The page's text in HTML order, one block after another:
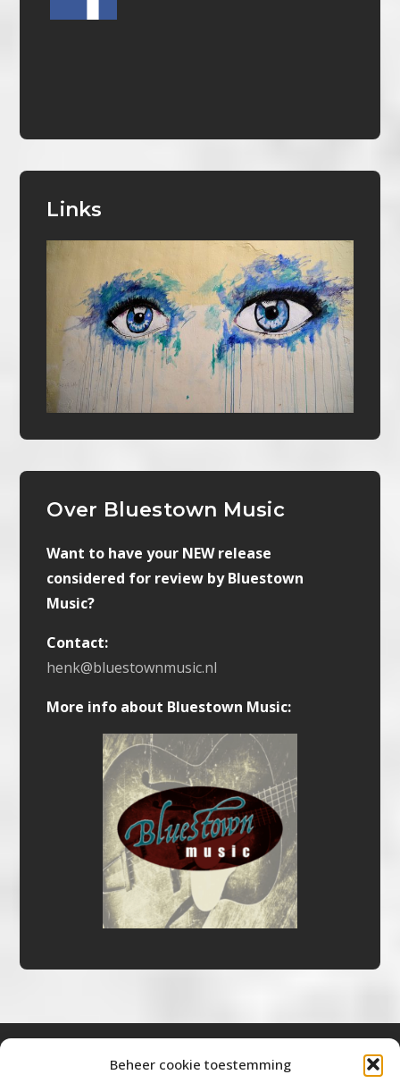
Beheer cookie toestemming
Links
Over Bluestown Music
Want to have your NEW release
considered for review by Bluestown
Music?
Contact:
henk@bluestownmusic.nl
More info about Bluestown Music: